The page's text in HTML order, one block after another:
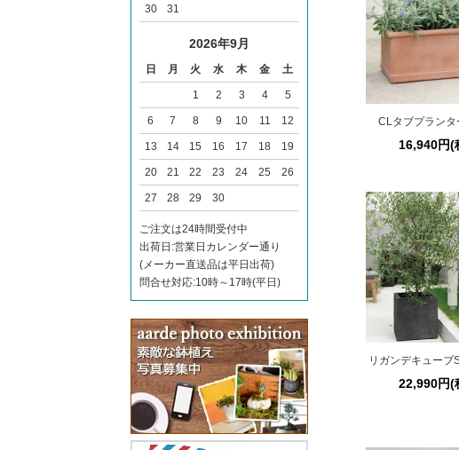
30 31
2026年9月
日 月 火 水 木 金 土
1 2 3 4 5
6 7 8 9 10 11 12
13 14 15 16 17 18 19
20 21 22 23 24 25 26
27 28 29 30
ご注文は24時間受付中
出荷日:営業日カレンダー通り
(メーカー直送品は平日出荷)
問合せ対応:10時～17時(平日)
CLタブプランタ
16,940円(
リガンデキューブ
22,990円(